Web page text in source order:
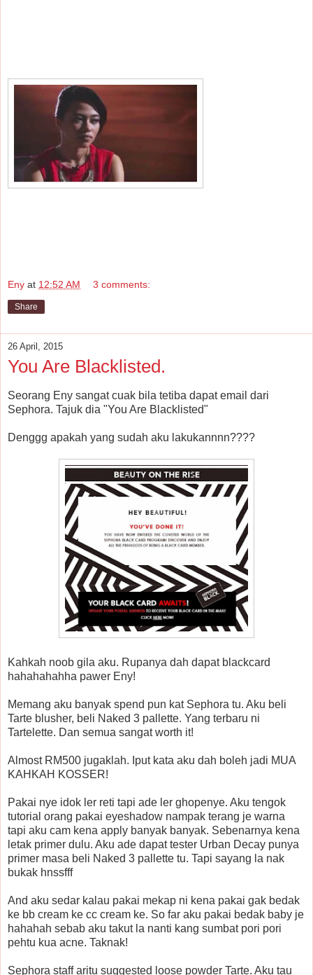
Eny at 12:52 AM 3 comments:
Share
26 April, 2015
You Are Blacklisted.
Seorang Eny sangat cuak bila tetiba dapat email dari
Sephora. Tajuk dia "You Are Blacklisted"
Denggg apakah yang sudah aku lakukannnn????
Kahkah noob gila aku. Rupanya dah dapat blackcard
hahahahahha pawer Eny!
Memang aku banyak spend pun kat Sephora tu. Aku beli
Tarte blusher, beli Naked 3 pallette. Yang terbaru ni
Tartelette. Dan semua sangat worth it!
Almost RM500 jugaklah. Iput kata aku dah boleh jadi MUA
KAHKAH KOSSER!
Pakai nye idok ler reti tapi ade ler ghopenye. Aku tengok
tutorial orang pakai eyeshadow nampak terang je warna
tapi aku cam kena apply banyak banyak. Sebenarnya kena
letak primer dulu. Aku ade dapat tester Urban Decay punya
primer masa beli Naked 3 pallette tu. Tapi sayang la nak
bukak hnssfff
And aku sedar kalau pakai mekap ni kena pakai gak bedak
ke bb cream ke cc cream ke. So far aku pakai bedak baby je
hahahah sebab aku takut la nanti kang sumbat pori pori
pehtu kua acne. Taknak!
Sephora staff aritu suggested loose powder Tarte. Aku tau